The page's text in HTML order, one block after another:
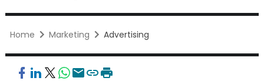
Home Marketing Advertising